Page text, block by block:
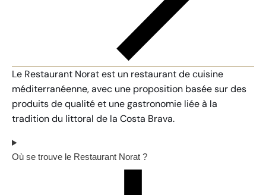
Le Restaurant Norat est un restaurant de cuisine
méditerranéenne, avec une proposition basée sur des
produits de qualité et une gastronomie liée à la
tradition du littoral de la Costa Brava.
Où se trouve le Restaurant Norat ?